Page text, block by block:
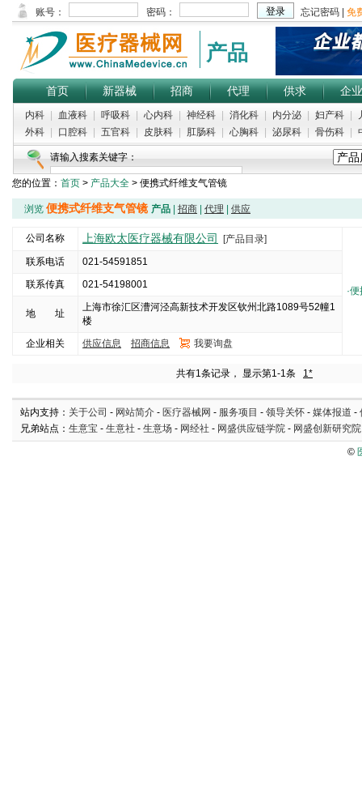
产品
首页 新器械 招商 代理 供求 企业
内科 血液科 呼吸科 心内科 神经科 消化科 内分泌 妇产科
外科
口腔科 五官科 皮肤科 肛肠科 心胸科 泌尿科 骨伤科
请输入搜素关键字：
您的位置： 首页 > 产品大全 > 便携式纤维支气管镜
浏览 便携式纤维支气管镜 产品 招商 代理 供应
公司名称 上海欧太医疗器械有限公司 [产品目录]
·便
联系电话
021-54591851
联系传真
021-54198001
地 址
上海市徐汇区漕河泾高新技术开发区钦州北路1089号52幢1
楼
企业相关
供应信息 招商信息 我要询盘
共有1条记录， 显示第1-1条 1*
站内支持： 关于公司 - 网站简介 - 医疗器械网 - 服务项目 - 领导关怀 - 媒体报道 -
兄弟站点： 生意宝 - 生意社 - 生意场 - 网经社 - 网盛供应链学院 - 网盛创新研究院
©